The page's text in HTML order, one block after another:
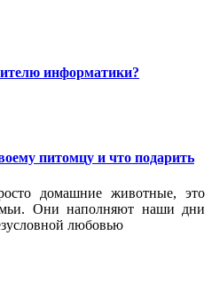
информатики?
питомцу и что подарить
домашние животные, это
Они наполняют наши дни
любовью